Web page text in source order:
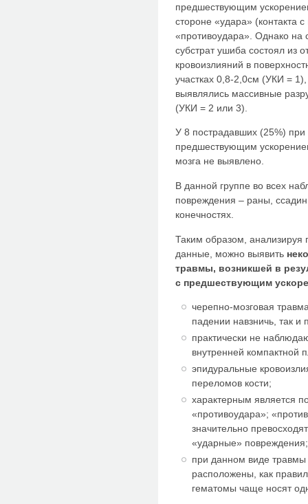
предшествующим
стороне «удара» (контакта
«противоудара». Однако на
субстрат ушиба состоял из
кровоизлияний в
участках 0,8-2,0см (УКИ = 1),
выявлялись массивные
(УКИ = 2 или 3).
У 8 пострадавших (25%) при
предшествующим
мозга не выявлено.
В данной группе во всех
повреждения – раны,
конечностях.
Таким образом, анализируя
данные, можно выявить
травмы, возникшей в
с предшествующим
черепно-мозговая
падении навзничь, так и
практически не
внутренней компактной
эпидуральные
переломов кости;
характерным является
«противоудара»;
значительно
«ударные» повреждения;
при данном виде травмы
расположены, как
гематомы чаще носят